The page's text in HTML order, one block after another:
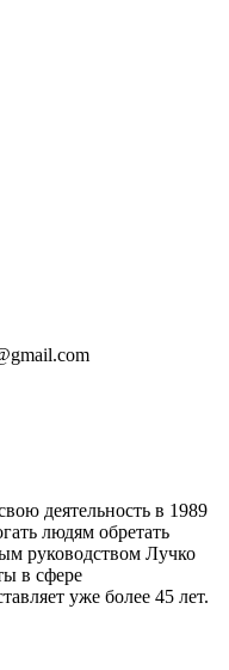
деятельность в 1989
людям обретать
руководством Лучко
в сфере
уже более 45 лет.